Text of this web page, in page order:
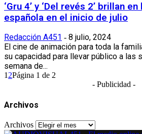
‘Gru 4’ y ‘Del revés 2’ brillan
española en el inicio de julio
Redacción A451 - 8 julio, 2024
El cine de animación para toda la
su capacidad para llevar público a las
semana de...
1 2Página 1 de 2
- Publicidad -
Archivos
Archivos